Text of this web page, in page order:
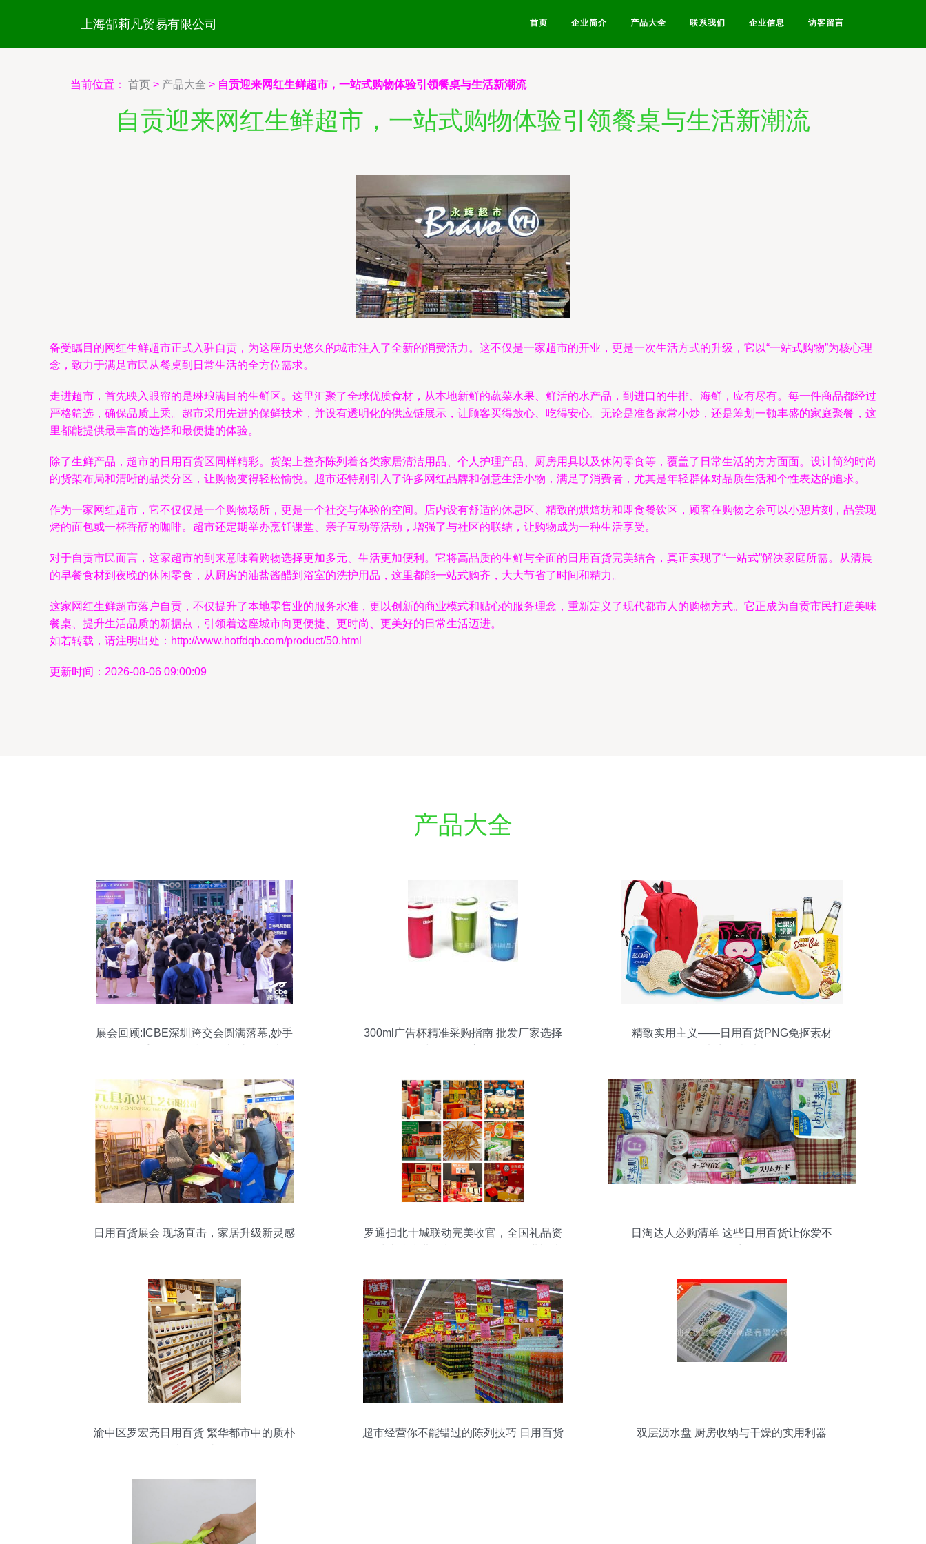
上海郜莉凡贸易有限公司 首页 企业简介 产品大全 联系我们 企业信息 访客留言
当前位置： 首页 > 产品大全 > 自贡迎来网红生鲜超市，一站式购物体验引领餐桌与生活新潮流
自贡迎来网红生鲜超市，一站式购物体验引领餐桌与生活新潮流
备受瞩目的网红生鲜超市正式入驻自贡，为这座历史悠久的城市注入了全新的消费活力。这不仅是一家超市的开业，更是一次生活方式的升级，它以“一站式购物”为核心理
念，致力于满足市民从餐桌到日常生活的全方位需求。
走进超市，首先映入眼帘的是琳琅满目的生鲜区。这里汇聚了全球优质食材，从本地新鲜的蔬菜水果、鲜活的水产品，到进口的牛排、海鲜，应有尽有。每一件商品都经过
严格筛选，确保品质上乘。超市采用先进的保鲜技术，并设有透明化的供应链展示，让顾客买得放心、吃得安心。无论是准备家常小炒，还是筹划一顿丰盛的家庭聚餐，这
里都能提供最丰富的选择和最便捷的体验。
除了生鲜产品，超市的日用百货区同样精彩。货架上整齐陈列着各类家居清洁用品、个人护理产品、厨房用具以及休闲零食等，覆盖了日常生活的方方面面。设计简约时尚
的货架布局和清晰的品类分区，让购物变得轻松愉悦。超市还特别引入了许多网红品牌和创意生活小物，满足了消费者，尤其是年轻群体对品质生活和个性表达的追求。
作为一家网红超市，它不仅仅是一个购物场所，更是一个社交与体验的空间。店内设有舒适的休息区、精致的烘焙坊和即食餐饮区，顾客在购物之余可以小憩片刻，品尝现
烤的面包或一杯香醇的咖啡。超市还定期举办烹饪课堂、亲子互动等活动，增强了与社区的联结，让购物成为一种生活享受。
对于自贡市民而言，这家超市的到来意味着购物选择更加多元、生活更加便利。它将高品质的生鲜与全面的日用百货完美结合，真正实现了“一站式”解决家庭所需。从清晨
的早餐食材到夜晚的休闲零食，从厨房的油盐酱醋到浴室的洗护用品，这里都能一站式购齐，大大节省了时间和精力。
这家网红生鲜超市落户自贡，不仅提升了本地零售业的服务水准，更以创新的商业模式和贴心的服务理念，重新定义了现代都市人的购物方式。它正成为自贡市民打造美味
餐桌、提升生活品质的新据点，引领着这座城市向更便捷、更时尚、更美好的日常生活迈进。
如若转载，请注明出处：http://www.hotfdqb.com/product/50.html
更新时间：2026-08-06 09:00:09
产品大全
展会回顾:ICBE深圳跨交会圆满落幕,妙手
300ml广告杯精准采购指南 批发厂家选择
精致实用主义——日用百货PNG免抠素材
日用百货展会 现场直击，家居升级新灵感
罗通扫北十城联动完美收官，全国礼品资
日淘达人必购清单 这些日用百货让你爱不
渝中区罗宏亮日用百货 繁华都市中的质朴
超市经营你不能错过的陈列技巧 日用百货
双层沥水盘 厨房收纳与干燥的实用利器